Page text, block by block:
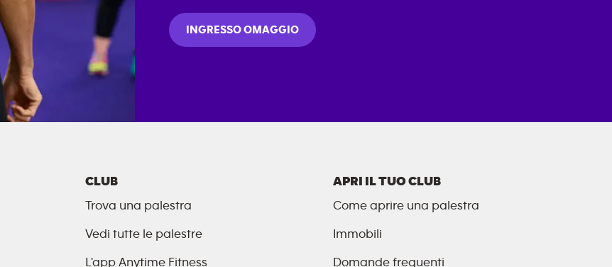
INGRESSO OMAGGIO
CLUB
Trova una palestra
Vedi tutte le palestre
L'app Anytime Fitness
APRI IL TUO CLUB
Come aprire una palestra
Immobili
Domande frequenti